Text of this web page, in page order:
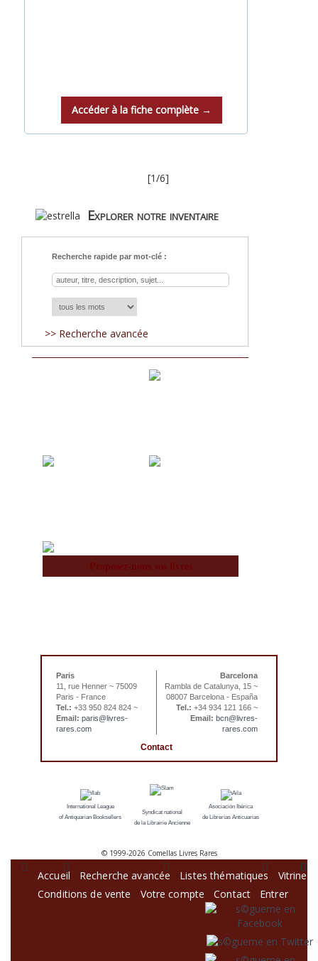
Accéder à la fiche complète →
[1/6]
Explorer notre inventaire
Recherche rapide par mot-clé :
>> Recherche avancée
Paris
11, rue Henner ~ 75009
Paris - France
Tel.: +33 950 824 824 ~
Email: paris@livres-
rares.com
Barcelona
Rambla de Catalunya, 15 ~
08007 Barcelona - España
Tel.: +34 934 121 166 ~
Email: bcn@livres-
rares.com
Contact
International League
of Antiquarian Booksellers
Syndicat national
de la Librairie Ancienne
Asociación Ibérica
de Librerías Anticuarias
© 1999-2026 Comellas Livres Rares
Accueil Recherche avancée Listes thématiques
Vitrine
Conditions de vente
Votre compte Contact Entrer